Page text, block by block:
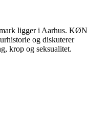
ligger i Aarhus. KØN
og diskuterer
krop og seksualitet.